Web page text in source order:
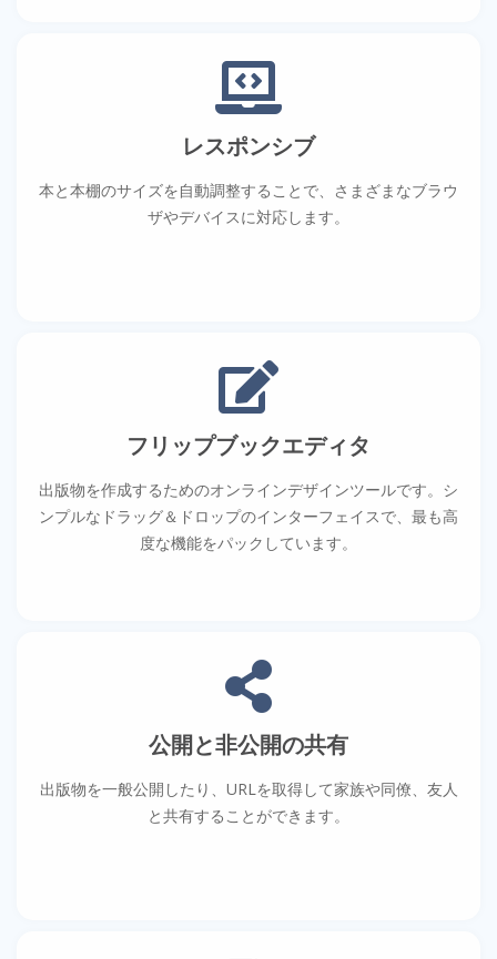
レスポンシブ
本と本棚のサイズを自動調整することで、さまざまなブラウ
ザやデバイスに対応します。
フリップブックエディタ
出版物を作成するためのオンラインデザインツールです。シ
ンプルなドラッグ＆ドロップのインターフェイスで、最も高
度な機能をパックしています。
公開と非公開の共有
出版物を一般公開したり、URLを取得して家族や同僚、友人
と共有することができます。